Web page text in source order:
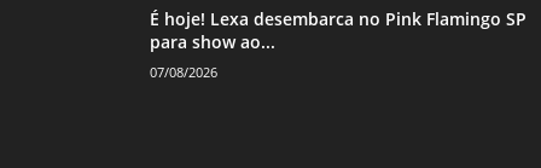
É hoje! Lexa desembarca no Pink Flamingo SP
para show ao...
07/08/2026